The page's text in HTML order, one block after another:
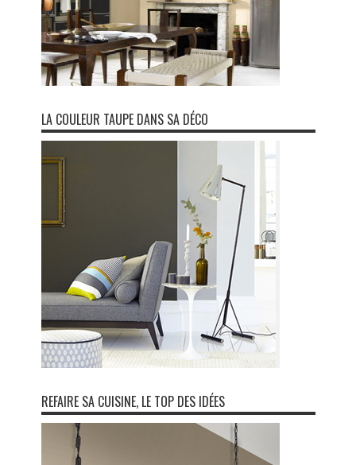
LA COULEUR TAUPE DANS SA DÉCO
REFAIRE SA CUISINE, LE TOP DES IDÉES